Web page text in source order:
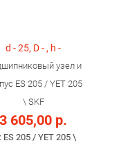
d - 25, D - , h -
узел и
ES 205 / YET 205
\ SKF
3 605,00 р.
ES 205 / YET 205 \